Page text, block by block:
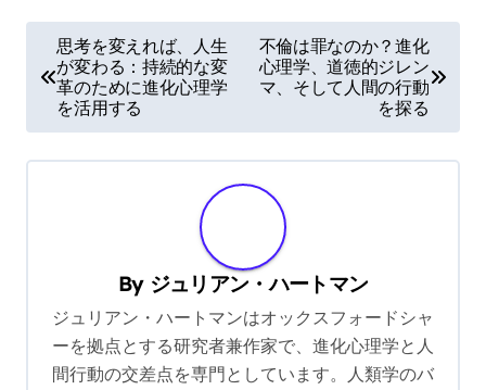
o
思考を変えれば、人生
が変わる：持続的な変
革のために進化心理学
を活用する
不倫は罪なのか？進化
心理学、道徳的ジレン
マ、そして人間の行動
を探る
By ジュリアン・ハートマン
ジュリアン・ハートマンはオックスフォードシャ
ーを拠点とする研究者兼作家で、進化心理学と人
間行動の交差点を専門としています。人類学のバ